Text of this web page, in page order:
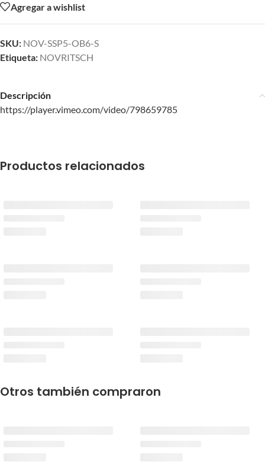
Agregar a wishlist
SKU: NOV-SSP5-OB6-S
Etiqueta: NOVRITSCH
Descripción
https://player.vimeo.com/video/798659785
Productos relacionados
Otros también compraron